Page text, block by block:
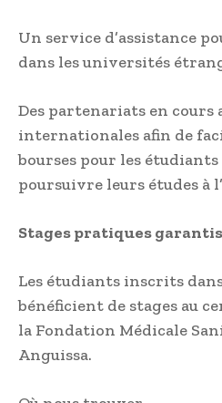
Un service d’assistance
dans les universités
Des partenariats en
internationales afin de
bourses pour les
poursuivre leurs études à
Stages pratiques garantis
Les étudiants inscrits
bénéficient de stages au
la Fondation Médicale
Anguissa.